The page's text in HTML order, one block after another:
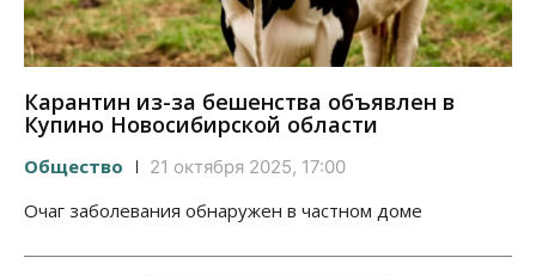
Карантин из-за бешенства объявлен в
Купино Новосибирской области
Общество 21 октября 2025, 17:00
Очаг заболевания обнаружен в частном доме